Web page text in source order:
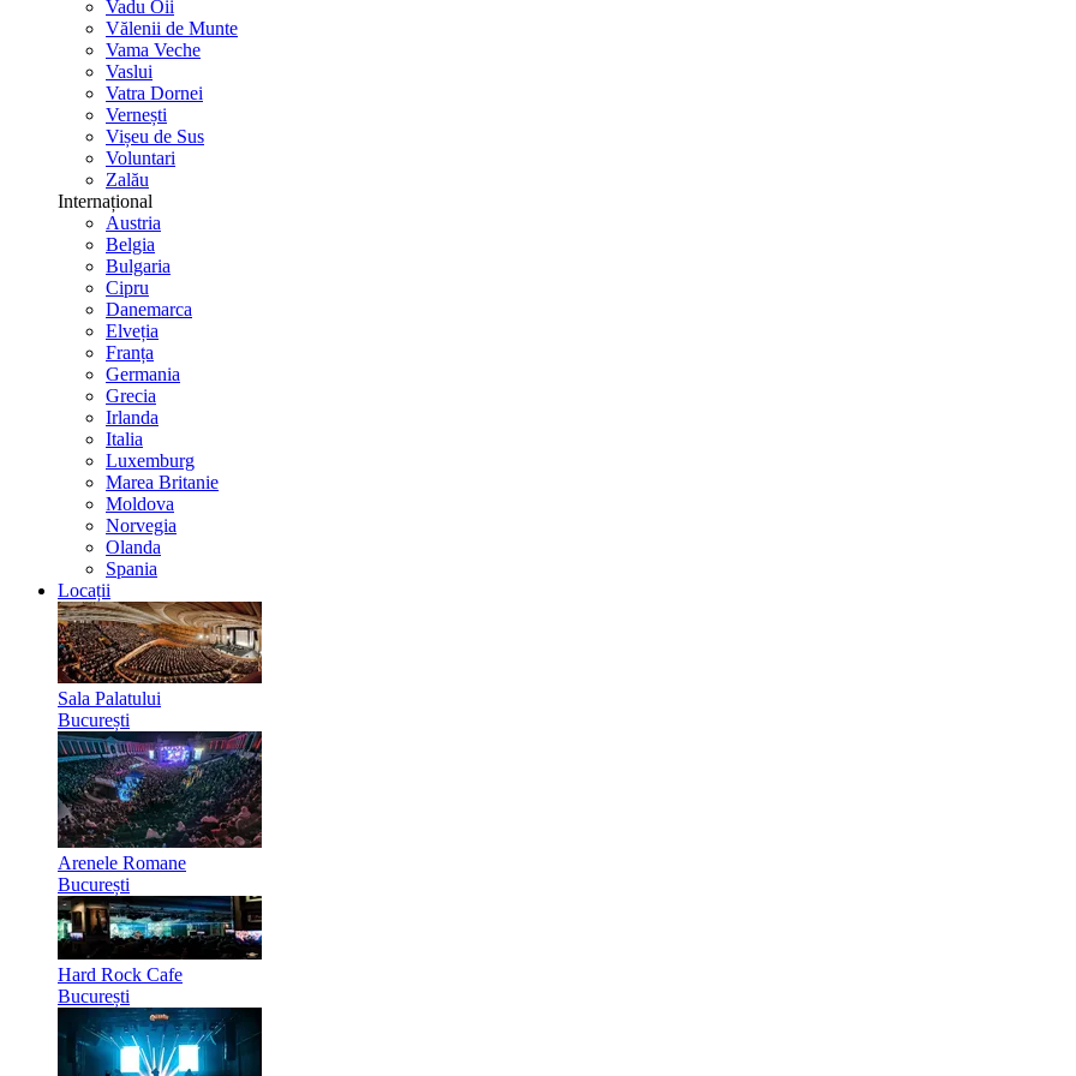
Vadu Oii
Vălenii de Munte
Vama Veche
Vaslui
Vatra Dornei
Vernești
Vișeu de Sus
Voluntari
Zalău
Internațional
Austria
Belgia
Bulgaria
Cipru
Danemarca
Elveția
Franța
Germania
Grecia
Irlanda
Italia
Luxemburg
Marea Britanie
Moldova
Norvegia
Olanda
Spania
Locații
Sala Palatului
București
Arenele Romane
București
Hard Rock Cafe
București